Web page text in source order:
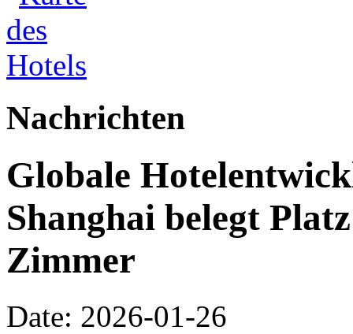
Nachrichten
Globale
Shanghai belegt
Zimmer
Date: 2026-01-26